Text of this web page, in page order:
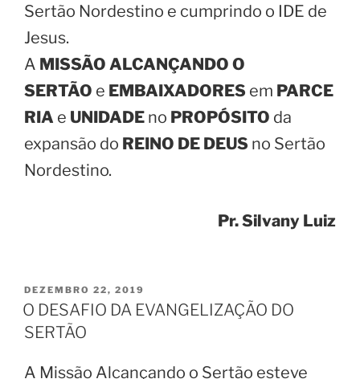
Sertão Nordestino e cumprindo o IDE de
Jesus.
A MISSÃO ALCANÇANDO O
SERTÃO e EMBAIXADORES em PARCE
RIA e UNIDADE no PROPÓSITO da
expansão do REINO DE DEUS no Sertão
Nordestino.
Pr. Silvany Luiz
PUBLICADO
EM
DEZEMBRO 22, 2019
O DESAFIO DA EVANGELIZAÇÃO DO
SERTÃO
A Missão Alcançando o Sertão esteve